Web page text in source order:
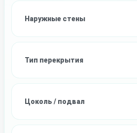
Наружные стены
Тип перекрытия
Цоколь / подвал